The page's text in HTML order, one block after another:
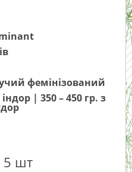
фемінізований
| 350 – 450 гр. з
5 шт